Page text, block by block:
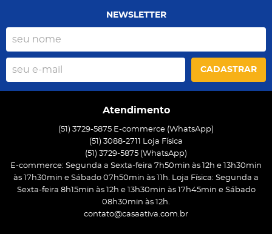
NEWSLETTER
CADASTRAR
Atendimento
(51) 3729-5875 E-commerce (WhatsApp)
(51) 3088-2711 Loja Física
(51) 3729-5875 (WhatsApp)
E-commerce: Segunda a Sexta-feira 7h50min às 12h e 13h30min
às 17h30min e Sábado 07h50min às 11h. Loja Física: Segunda a
Sexta-feira 8h15min às 12h e 13h30min às 17h45min e Sábado
08h30min às 12h.
contato@casaativa.com.br